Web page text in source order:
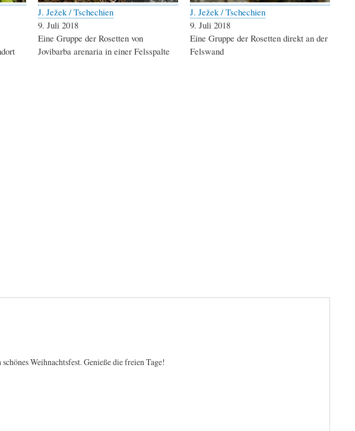
J. Ježek / Tschechien
9. Juli 2018
Eine Gruppe der Rosetten von
Jovibarba arenaria in einer Felsspalte
J. Ježek / Tschechien
9. Juli 2018
Eine Gruppe der Rosetten direkt an der
Felswand
Weihnachtsfest. Genieße die freien Tage!